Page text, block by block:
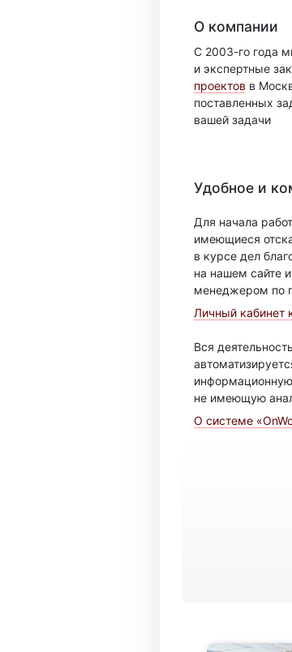
О компании
С 2003-го года
и экспертные
проектов в
поставленных
вашей задачи
Удобное и
Для начала
имеющиеся
в курсе дел
на нашем сайте
менеджером по
Личный кабинет
Вся
не имеющую
О системе